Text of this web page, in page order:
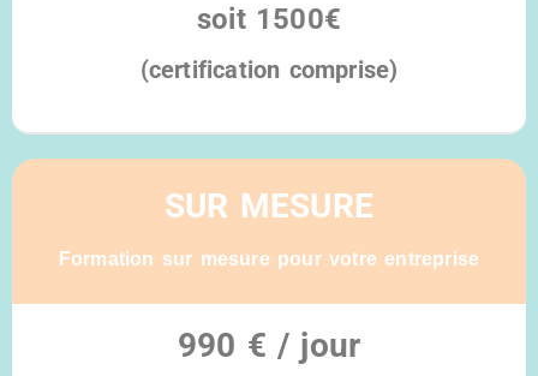
soit 1500€
(certification comprise)
SUR MESURE
Formation sur mesure pour votre entreprise
990 € / jour